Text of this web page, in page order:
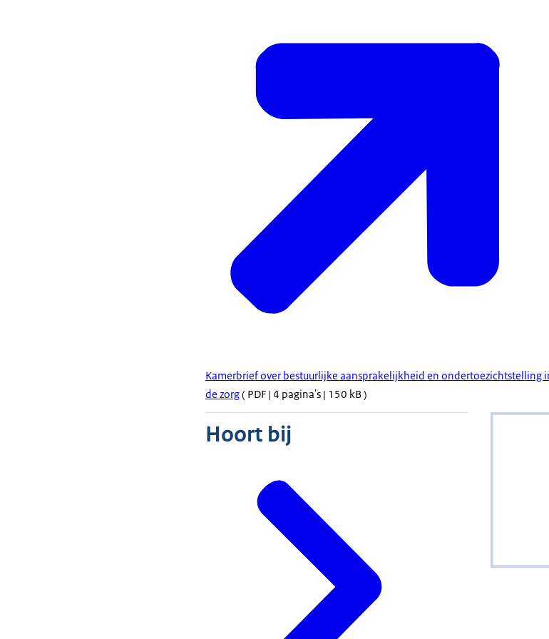
Kamerbrief over bestuurlijke aansprakelijkheid en ondertoezichtstelling
de zorg( PDF | 4 pagina's | 150 kB )
Hoort bij